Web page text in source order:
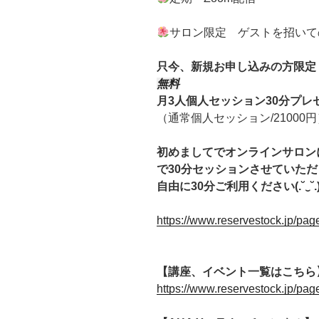
サロン限定 ゲストを招いて
只今、新規お申し込みの方限定
無料
月3人個人セッション30分プレ
（通常個人セッション/21000
初めましてでオンラインサロ
で30分セッションさせていた
自由に30分ご利用ください
https://www.reservestock.jp/
【講座、イベント一覧はこち
https://www.reservestock.jp/